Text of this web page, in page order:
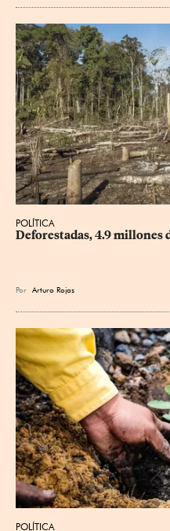
POLÍTICA
Deforestadas, 4.9 millones
Por Arturo Rojas
POLÍTICA